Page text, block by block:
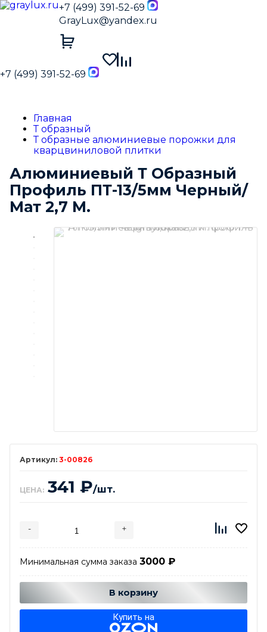
+7 (499) 391-52-69
GrayLux@yandex.ru
+7 (499) 391-52-69
Главная
Т образный
Т образные алюминиевые порожки для
кварцвиниловой плитки
Алюминиевый Т Образный
Профиль ПТ-13/5мм Черный/
Мат 2,7 М.
3-00826
ЦЕНА: 341 ₽/шт.
- +
Минимальная сумма заказа 3000 ₽
В корзину
Купить на